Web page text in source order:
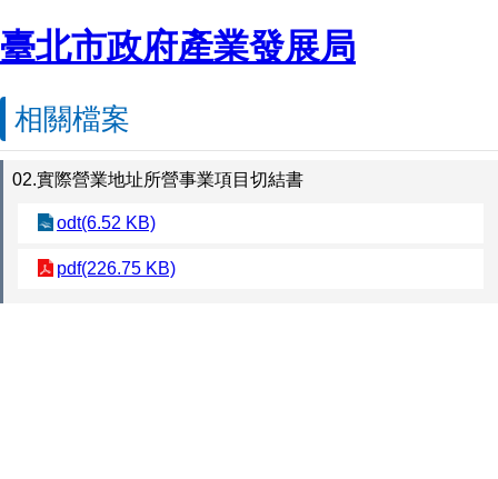
臺北市政府產業發展局
相關檔案
02.實際營業地址所營事業項目切結書
odt(6.52 KB)
pdf(226.75 KB)